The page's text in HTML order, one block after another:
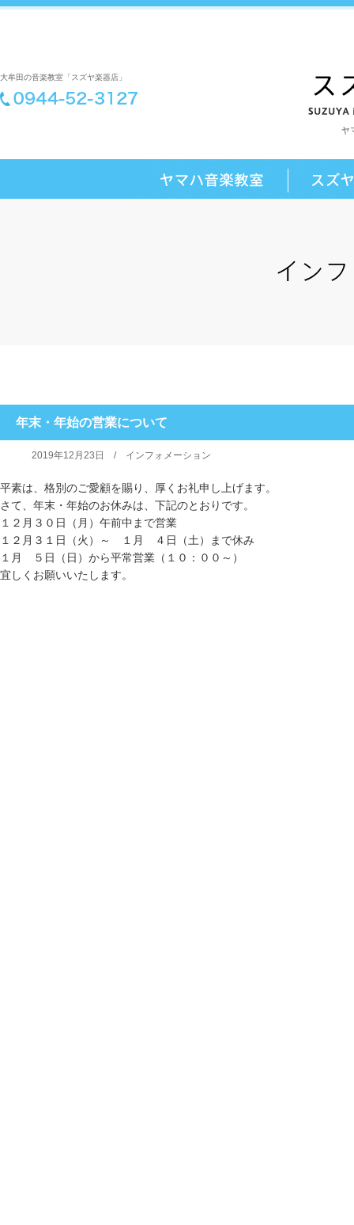
大牟田の音楽教室「スズヤ楽器店」
年末・年始の営業について
2019年12月23日 / インフォメーション
平素は、格別のご愛顧を賜り、厚くお礼申し上げます。
さて、年末・年始のお休みは、下記のとおりです。
１２月３０日（月）午前中まで営業
１２月３１日（火）～ １月 ４日（土）まで休み
１月 ５日（日）から平常営業（１０：００～）
宜しくお願いいたします。